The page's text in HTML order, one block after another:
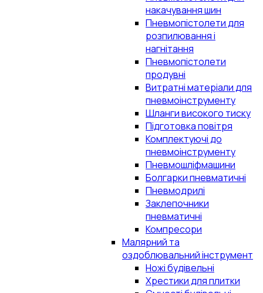
накачування шин
Пневмопістолети для
розпилювання і
нагнітання
Пневмопістолети
продувні
Витратні матеріали для
пневмоінструменту
Шланги високого тиску
Підготовка повітря
Комплектуючі до
пневмоінструменту
Пневмошліфмашини
Болгарки пневматичні
Пневмодрилі
Заклепочники
пневматичні
Компресори
Малярний та
оздоблювальний інструмент
Ножі будівельні
Хрестики для плитки